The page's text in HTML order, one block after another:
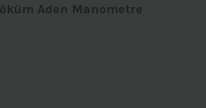
Aden Manometre